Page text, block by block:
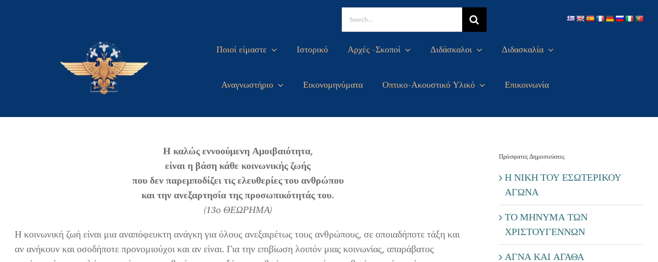
Search
for:
Ποιοί είμαστε Ιστορικό Αρχές -Σκοποί Διδάσκαλοι Διδασκαλία
Αναγνωστήριο Εικονομηνύματα Οπτικο-Ακουστικό Υλικό Επικοινωνία
Η καλώς εννοούμενη Αμοιβαιότητα,
είναι η βάση κάθε κοινωνικής ζωής
που δεν παρεμποδίζει τις ελευθερίες του ανθρώπου
και την ανεξαρτησία της προσωπικότητάς του.
(13ο ΘΕΩΡΗΜΑ)
Η κοινωνική ζωή είναι μια αναπόφευκτη ανάγκη για όλους ανεξαιρέτως τους ανθρώπους, σε οποιαδήποτε τάξη και
αν ανήκουν και οσοδήποτε προνομιούχοι και αν είναι. Για την επιβίωση λοιπόν μιας κοινωνίας, απαράβατος
Πρόσφατες Δημοσιεύσεις
Η ΝΙΚΗ ΤΟΥ ΕΣΩΤΕΡΙΚΟΥ
ΑΓΩΝΑ
ΤΟ ΜΗΝΥΜΑ ΤΩΝ
ΧΡΙΣΤΟΥΓΕΝΝΩΝ
ΑΓΝΑ ΚΑΙ ΑΓΑΘΑ